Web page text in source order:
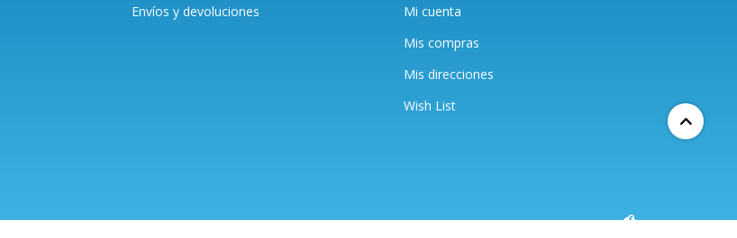
Envíos y devoluciones
Mi cuenta
Mis compras
Mis direcciones
Wish List